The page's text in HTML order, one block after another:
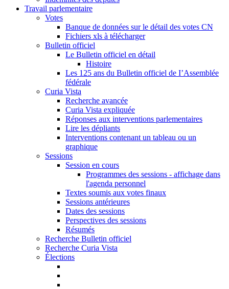
Travail parlementaire
Votes
Banque de données sur le détail des votes CN
Fichiers xls à télécharger
Bulletin officiel
Le Bulletin officiel en détail
Histoire
Les 125 ans du Bulletin officiel de I’Assemblée
fédérale
Curia Vista
Recherche avancée
Curia Vista expliquée
Réponses aux interventions parlementaires
Lire les dépliants
Interventions contenant un tableau ou un
graphique
Sessions
Session en cours
Programmes des sessions - affichage dans
l'agenda personnel
Textes soumis aux votes finaux
Sessions antérieures
Dates des sessions
Perspectives des sessions
Résumés
Recherche Bulletin officiel
Recherche Curia Vista
Élections